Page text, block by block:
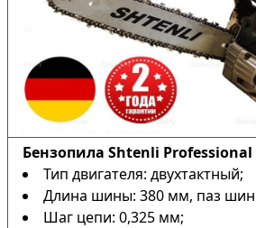
Бензопила Shtenli Professional
Тип двигателя: двухтактный;
Длина шины: 380 мм, паз
Шаг цепи: 0,325 мм;